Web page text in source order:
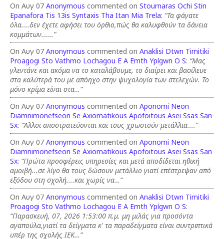
On Αυγ 07 Anonymous commented on Stournaras Ochi Stin
Epanafora Tis 13is Syntaxis Tha Itan Mia Trela: “Τα φάγατε
όλα....δεν έχετε αφήσει του όρθιο,πώς θα καλυφθούν τα δάνεια
κομμάτων......”
On Αυγ 07 Anonymous commented on Anaklisi Dtwn Timitiki
Proagogi Sto Vathmo Lochagou E A Emth Yplgwn O S: “Μας
γλεντάνε και ακόμα να το καταλάβουμε, το διαίρει και βασίλευε
στα καλύτερά του με απόηχο στην ψυχολογία των στελεχών. Το
μόνο κρίμα είναι στα…”
On Αυγ 07 Anonymous commented on Aponomi Neon
Diamnimonefseon Se Axiomatikous Apofoitous Asei Ssas San
Sx: “Άλλοι αποστρατεύονται και τους χρωστούν μετάλλια....”
On Αυγ 07 Anonymous commented on Aponomi Neon
Diamnimonefseon Se Axiomatikous Apofoitous Asei Ssas San
Sx: “Πρώτα προσφέρεις υπηρεσίες και μετά αποδίδεται ηθική
αμοιβή...σε λίγο θα τους δώσουν μετάλλιο γιατί επέστρεψαν από
εξόδου στη σχολή....και χωρίς να…”
On Αυγ 07 Anonymous commented on Anaklisi Dtwn Timitiki
Proagogi Sto Vathmo Lochagou E A Emth Yplgwn O S:
“Παρασκευή, 07, 2026 1:53:00 π.μ. μη μιλάς για προσόντα
αγαπούλα,γιατί τα δείγματα κ' τα παραδείγματα είναι συντριπτικά
υπέρ της σχολής ΙΕΚ…”